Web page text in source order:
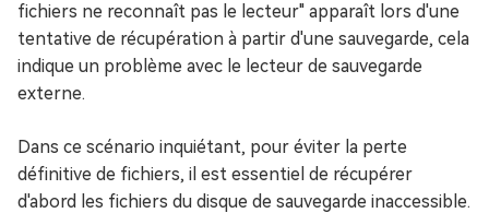
fichiers ne reconnaît pas le lecteur" apparaît lors d'une
tentative de récupération à partir d'une sauvegarde, cela
indique un problème avec le lecteur de sauvegarde
externe.
Dans ce scénario inquiétant, pour éviter la perte
définitive de fichiers, il est essentiel de récupérer
d'abord les fichiers du disque de sauvegarde inaccessible.